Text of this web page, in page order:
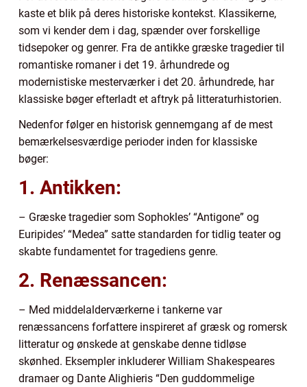
kaste et blik på deres historiske kontekst. Klassikerne,
som vi kender dem i dag, spænder over forskellige
tidsepoker og genrer. Fra de antikke græske tragedier til
romantiske romaner i det 19. århundrede og
modernistiske mesterværker i det 20. århundrede, har
klassiske bøger efterladt et aftryk på litteraturhistorien.
Nedenfor følger en historisk gennemgang af de mest
bemærkelsesværdige perioder inden for klassiske
bøger:
1. Antikken:
– Græske tragedier som Sophokles’ “Antigone” og
Euripides’ “Medea” satte standarden for tidlig teater og
skabte fundamentet for tragediens genre.
2. Renæssancen:
– Med middelalderværkerne i tankerne var
renæssancens forfattere inspireret af græsk og romersk
litteratur og ønskede at genskabe denne tidløse
skønhed. Eksempler inkluderer William Shakespeares
dramaer og Dante Alighieris “Den guddommelige